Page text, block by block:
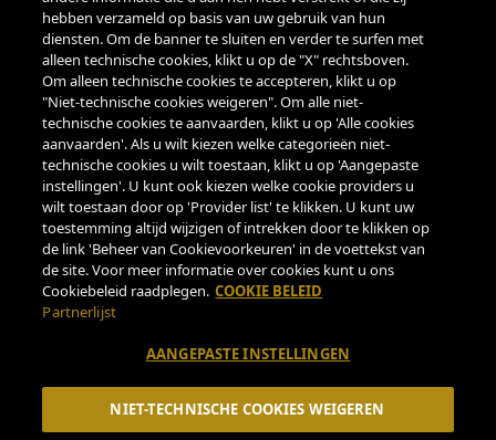
ONDERSTEUNING
LUN-VEN 9.00-18.00
TELEFOON
+39 0522122122
EMAIL
© 2026 Consorzio del Formaggio Parmigiano Reggiano -ECOMMERCE PARTNER
hebben verzameld op basis van uw gebruik van hun
diensten. Om de banner te sluiten en verder te surfen met
alleen technische cookies, klikt u op de "X" rechtsboven.
Om alleen technische cookies te accepteren, klikt u op
"Niet-technische cookies weigeren". Om alle niet-
technische cookies te aanvaarden, klikt u op 'Alle cookies
aanvaarden'. Als u wilt kiezen welke categorieën niet-
technische cookies u wilt toestaan, klikt u op 'Aangepaste
instellingen'. U kunt ook kiezen welke cookie providers u
wilt toestaan door op 'Provider list' te klikken. U kunt uw
toestemming altijd wijzigen of intrekken door te klikken op
de link 'Beheer van Cookievoorkeuren' in de voettekst van
de site. Voor meer informatie over cookies kunt u ons
Cookiebeleid raadplegen. COOKIE BELEID
Partnerlijst
AANGEPASTE INSTELLINGEN
NIET-TECHNISCHE COOKIES WEIGEREN